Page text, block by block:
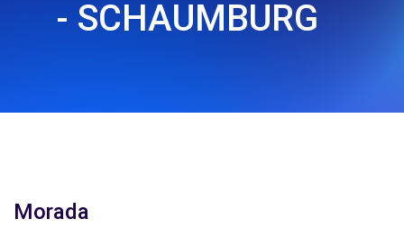
- SCHAUMBURG
Morada